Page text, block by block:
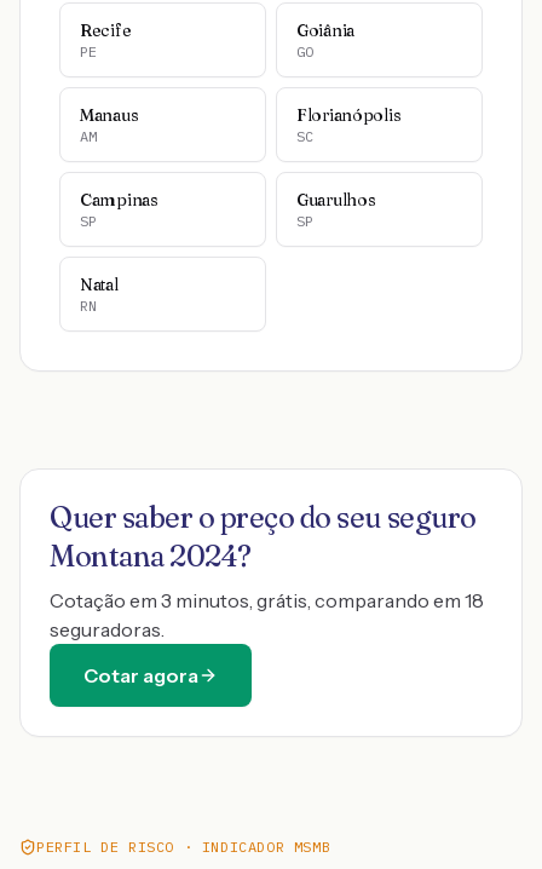
Recife
PE
Goiânia
GO
Manaus
AM
Florianópolis
SC
Campinas
SP
Guarulhos
SP
Natal
RN
Quer saber o preço do seu seguro
Montana 2024?
Cotação em 3 minutos, grátis, comparando em 18
seguradoras.
Cotar agora
PERFIL DE RISCO · INDICADOR MSMB